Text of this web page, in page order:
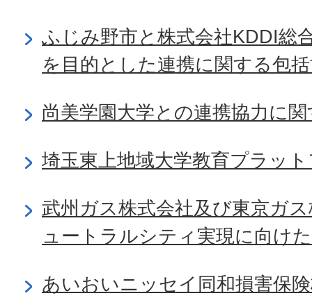
ふじみ野市と株式会社KDDI総
を目的とした連携に関する包
尚美学園大学との連携協力に
埼玉東上地域大学教育プラッ
武州ガス株式会社及び東京ガ
ュートラルシティ実現に向け
あいおいニッセイ同和損害保